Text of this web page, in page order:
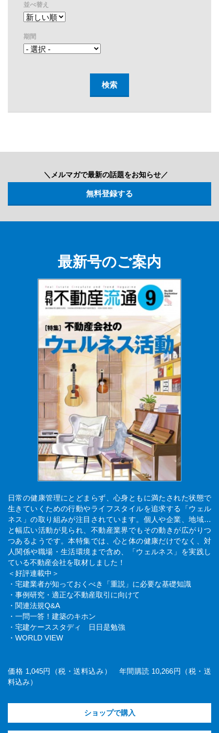
並べ替え
期間
＼メルマガで最新の話題をお知らせ／
最新号のご案内
日常の健康管理にとどまらず、心身ともに満たされた状態で
生きていくための行動やライフスタイルを追求する「ウェル
ネス」の取り組みが注目されています。個人や企業、地域…
と幅広い活動が見られ、不動産業界でもその動きが広がりつ
つあるようです。本特集では、心と体の健康だけでなく、対
人関係や職場・生活環境まで含め、「ウェルネス」を実践し
ている不動産会社を取材しました！
＜好評連載中＞
・宅建業者が知っておくべき「重説」に必要な基礎知識
・事例研究・適正な不動産取引に向けて
・関連法規Q&A
・一問一答！建築のキホン
・宅建ケーススタディ 日日是勉強
・WORLD VIEW
価格 1,045円（税・送料込み） 年間購読 10,266円（税・送
料込み）
ショップで購入